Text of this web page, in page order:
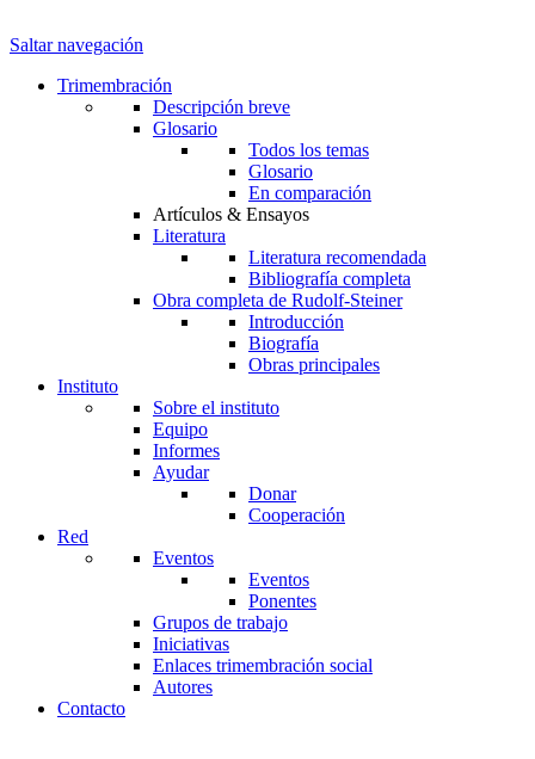
Saltar navegación
Trimembración
Descripción breve
Glosario
Todos los temas
Glosario
En comparación
Artículos & Ensayos
Literatura
Literatura recomendada
Bibliografía completa
Obra completa de Rudolf-Steiner
Introducción
Biografía
Obras principales
Instituto
Sobre el instituto
Equipo
Informes
Ayudar
Donar
Cooperación
Red
Eventos
Eventos
Ponentes
Grupos de trabajo
Iniciativas
Enlaces trimembración social
Autores
Contacto